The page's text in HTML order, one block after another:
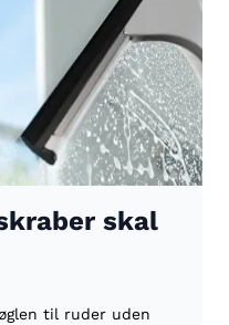
skal
til ruder uden